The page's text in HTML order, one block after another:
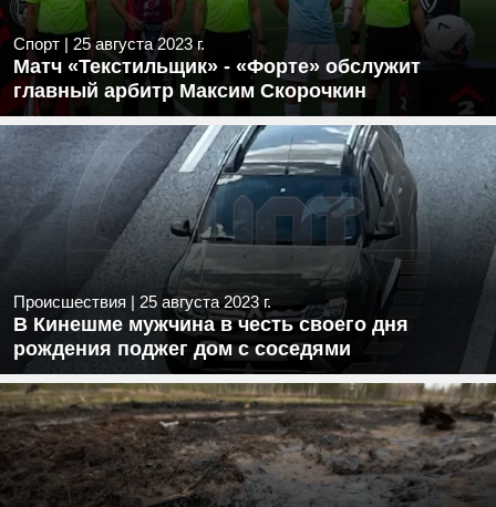
Спорт | 25 августа 2023 г.
Матч «Текстильщик» - «Форте» обслужит
главный арбитр Максим Скорочкин
Происшествия | 25 августа 2023 г.
В Кинешме мужчина в честь своего дня
рождения поджег дом с соседями